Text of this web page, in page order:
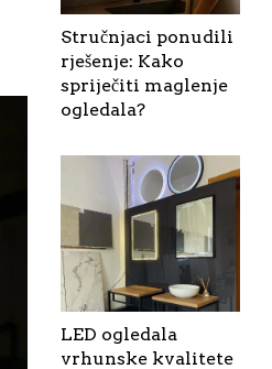
Stručnjaci ponudili
rješenje: Kako
spriječiti maglenje
ogledala?
LED ogledala
vrhunske kvalitete